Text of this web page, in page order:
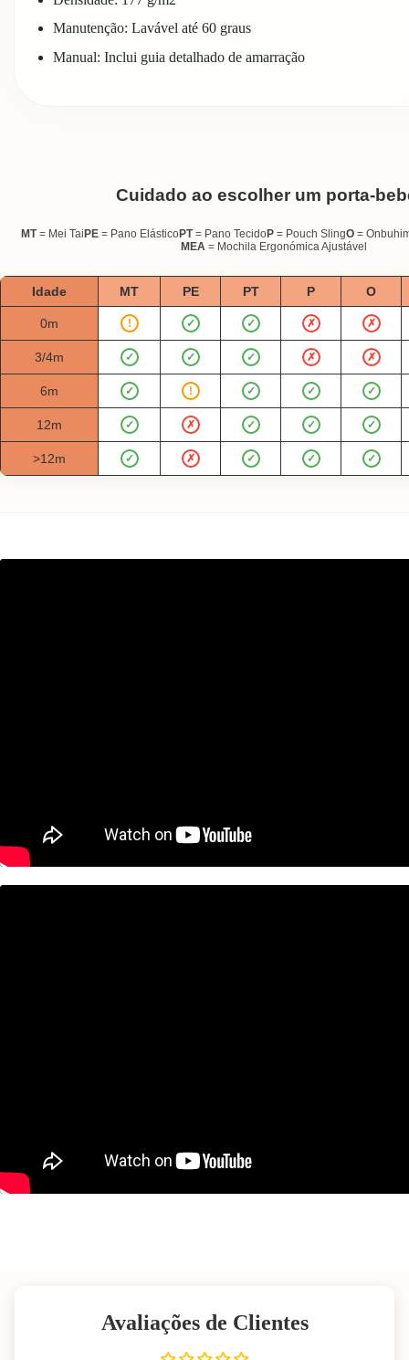
Manutenção: Lavável até 60 graus
Manual: Inclui guia detalhado de amarração
Cuidado ao escolher um porta-
MT= Mei TaiPE = Pano ElásticoPT= Pano TecidoP = Pouch SlingO =
MEA = Mochila Ergonómica Ajustável
Idade MT PE PT P O
0m ! ✓ ✓ ✗ ✗
3/4m ✓ ✓ ✓ ✗ ✗
6m ✓ ! ✓ ✓ ✓
12m ✓ ✗ ✓ ✓ ✓
>12m ✓ ✗ ✓ ✓ ✓
Avaliações de Clientes